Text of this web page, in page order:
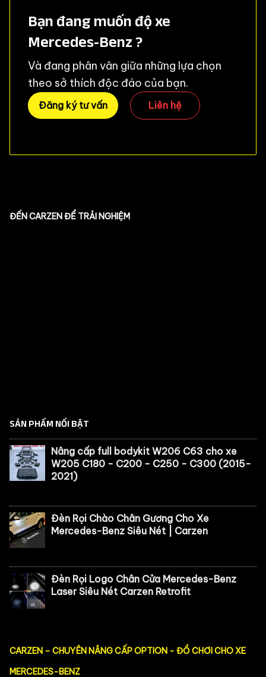
Bạn đang muốn độ xe
Mercedes-Benz ?
Và đang phân vân giữa những lựa chọn
theo sở thích độc đáo của bạn.
Đăng ký tư vấn Liên hệ
ĐẾN CARZEN ĐỂ TRẢI NGHIỆM
SẢN PHẨM NỔI BẬT
Nâng cấp full bodykit W206 C63 cho xe
W205 C180 - C200 - C250 - C300 (2015-
2021)
Đèn Rọi Chào Chân Gương Cho Xe
Mercedes-Benz Siêu Nét | Carzen
Đèn Rọi Logo Chân Cửa Mercedes-Benz
Laser Siêu Nét Carzen Retrofit
CARZEN – CHUYÊN NÂNG CẤP OPTION - ĐỒ CHƠI CHO XE
MERCEDES-BENZ